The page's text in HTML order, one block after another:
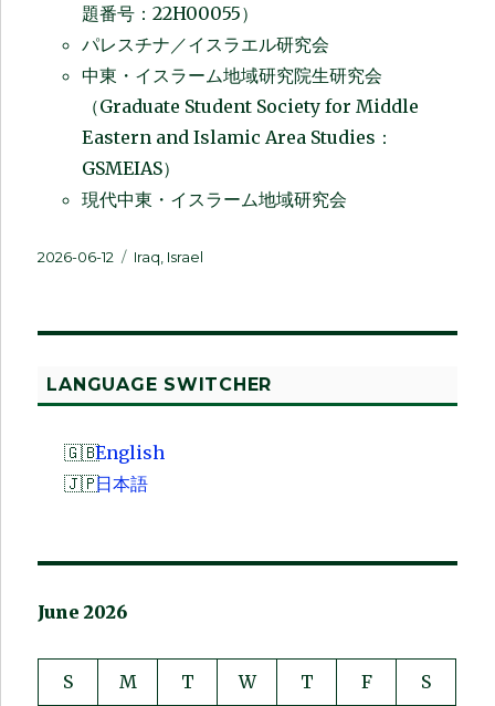
題番号：22H00055）
パレスチナ／イスラエル研究会
中東・イスラーム地域研究院生研究会
（Graduate Student Society for Middle
Eastern and Islamic Area Studies：
GSMEIAS）
現代中東・イスラーム地域研究会
Posted
2026-06-12 Categories
Iraq Israel
LANGUAGE SWITCHER
English
日本語
June 2026
S M T W T F S